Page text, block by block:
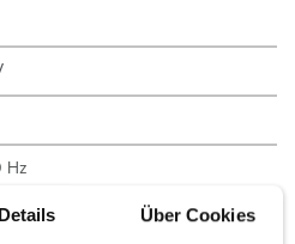
Details Über Cookies
Hz